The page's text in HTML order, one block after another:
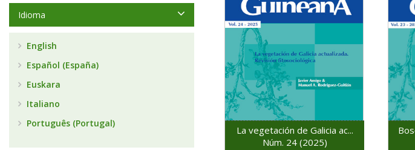
La vegetación de Galicia ac...
Núm. 24 (2025)
Idioma
English
Español (España)
Euskara
Italiano
Português (Portugal)